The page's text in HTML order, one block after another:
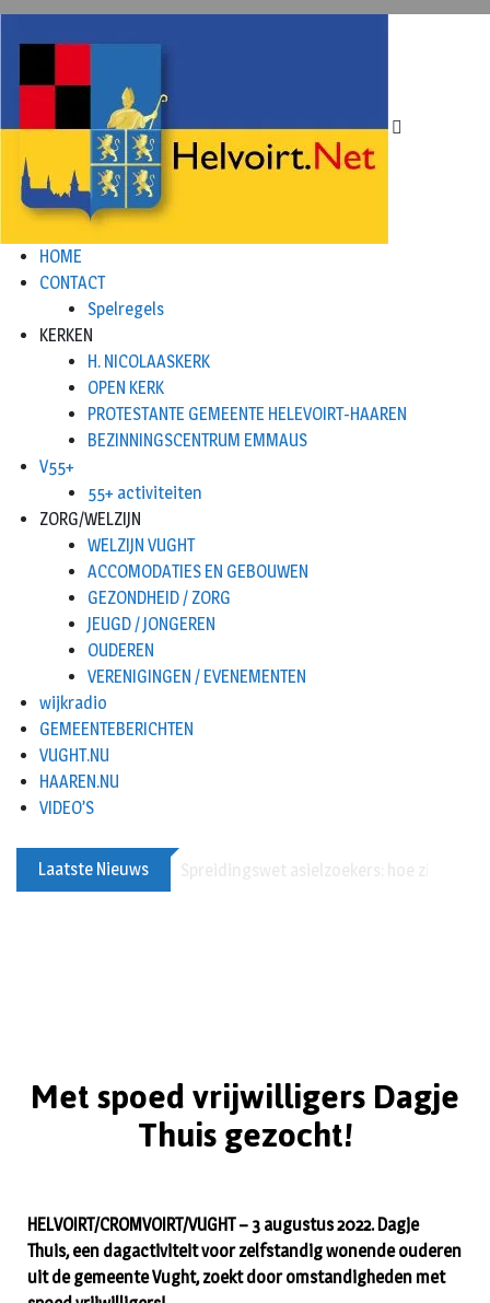
HOME
CONTACT
Spelregels
KERKEN
H. NICOLAASKERK
OPEN KERK
PROTESTANTE GEMEENTE HELEVOIRT-HAAREN
BEZINNINGSCENTRUM EMMAUS
V55+
55+ activiteiten
ZORG/WELZIJN
WELZIJN VUGHT
ACCOMODATIES EN GEBOUWEN
GEZONDHEID / ZORG
JEUGD / JONGEREN
OUDEREN
VERENIGINGEN / EVENEMENTEN
wijkradio
GEMEENTEBERICHTEN
VUGHT.NU
HAAREN.NU
VIDEO’S
Laatste Nieuws
Met spoed vrijwilligers Dagje
Thuis gezocht!
HELVOIRT/CROMVOIRT/VUGHT – 3 augustus 2022. Dagje
Thuis, een dagactiviteit voor zelfstandig wonende ouderen
uit de gemeente Vught, zoekt door omstandigheden met